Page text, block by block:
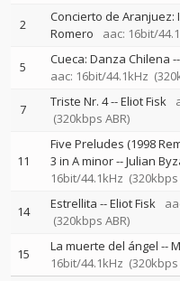
2 Concierto de Aranjuez:
Romero
aac: 16bit/
5 Cueca: Danza Chilena --
aac: 16bit/44.1kHz
7 Triste Nr. 4--Eliot Fisk
(320kbps ABR)
11
Five Preludes (1998
3 in A minor--Julian
16bit/44.1kHz (320kbps
14 Estrellita --Eliot Fisk
(320kbps ABR)
15 La muerte del ángel --
16bit/44.1kHz (320kbps